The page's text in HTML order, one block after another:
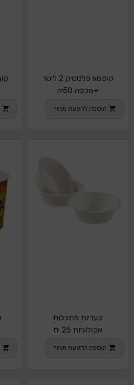
קופסא פלסטיק 2 ליטר
+מכסה 50יח
הוספה להצעת מחיר
קעריות מתכלות
אקולוגיות 25 יח
הוספה להצעת מחיר